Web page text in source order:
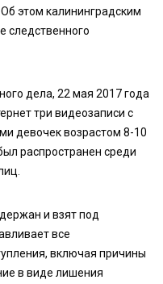
этом калининградским
следственного
дела, 22 мая 2017 года
три видеозаписи с
девочек возрастом 8-10
распространен среди
и взят под
все
включая причины
в виде лишения